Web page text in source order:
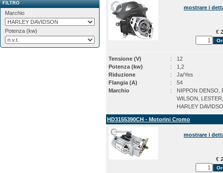
FILTRO
Marchio
Potenza (kw)
mostrare i
€
Tensione (V) :
12
Potenza (kw)
:
1,2
Riduzione
:
Ja/Yes
Flangia (A)
:
54
Marchio
:
NIPPON DENSO,
WILSON, LESTER,
HARLEY
HD3155390CH - Motorini Cromo
mostrare i
€